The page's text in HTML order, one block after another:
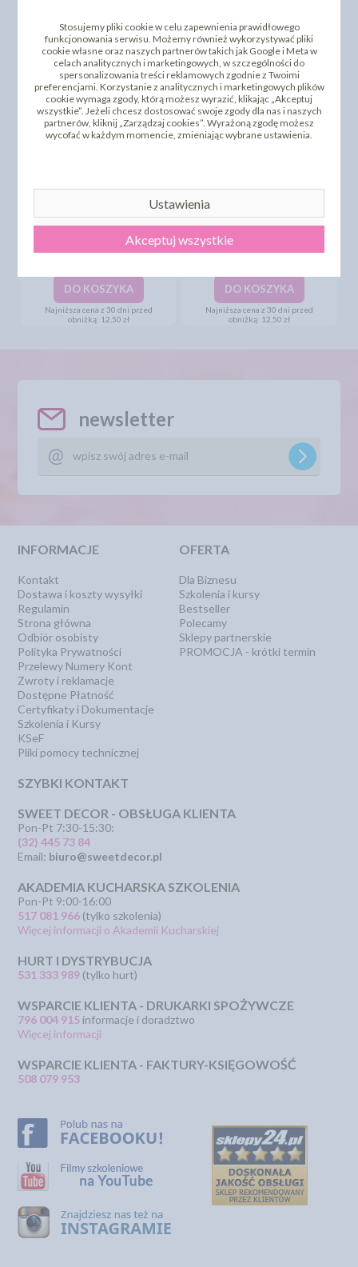
PRODUKTY PODOBNE
INNI KLIENCI KUPILI TEŻ
PEARLS BOO PARTY - 70G
DO KOSZYKA
Najniższa cena z 30 dni przed
obniżką: 12,50 zł
PEARLS SPOOKIES - 70G
DO KOSZYKA
Najniższa cena z 30 dni przed
obniżką: 12,50 zł
newsletter
INFORMACJE
Kontakt
Dostawa i koszty wysyłki
Regulamin
Strona główna
Odbiór osobisty
Polityka Prywatności
Przelewy Numery Kont
Zwroty i reklamacje
Dostępne Płatność
Certyfikaty i Dokumentacje
Szkolenia i Kursy
KSeF
Pliki pomocy technicznej
OFERTA
Dla Biznesu
Szkolenia i kursy
Bestseller
Polecamy
Sklepy partnerskie
PROMOCJA - krótki termin
SZYBKI KONTAKT
SWEET DECOR - OBSŁUGA KLIENTA
Pon-Pt 7:30-15:30:
(32) 445 73 84
Email: biuro@sweetdecor.pl
AKADEMIA KUCHARSKA SZKOLENIA
Pon-Pt 9:00-16:00
517 081 966 (tylko szkolenia)
Więcej informacji o Akademii Kucharskiej
HURT I DYSTRYBUCJA
531 333 989 (tylko hurt)
WSPARCIE KLIENTA - DRUKARKI SPOŻYWCZE
796 004 915 informacje i doradztwo
Więcej informacji
WSPARCIE KLIENTA - FAKTURY-KSIĘGOWOŚĆ
508 079 953
Stosujemy pliki cookie w celu zapewnienia prawidłowego
funkcjonowania serwisu. Możemy również wykorzystywać pliki
cookie własne oraz naszych partnerów takich jak Google i Meta w
celach analitycznych i marketingowych, w szczególności do
spersonalizowania treści reklamowych zgodnie z Twoimi
preferencjami. Korzystanie z analitycznych i marketingowych plików
cookie wymaga zgody, którą możesz wyrazić, klikając „Akceptuj
wszystkie”. Jeżeli chcesz dostosować swoje zgody dla nas i naszych
partnerów, kliknij „Zarządzaj cookies”. Wyrażoną zgodę możesz
wycofać w każdym momencie, zmieniając wybrane ustawienia.
Ustawienia
Akceptuj wszystkie